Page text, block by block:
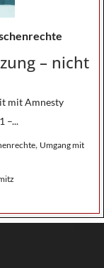
– nicht
mit Amnesty
–...
, Umgang mit